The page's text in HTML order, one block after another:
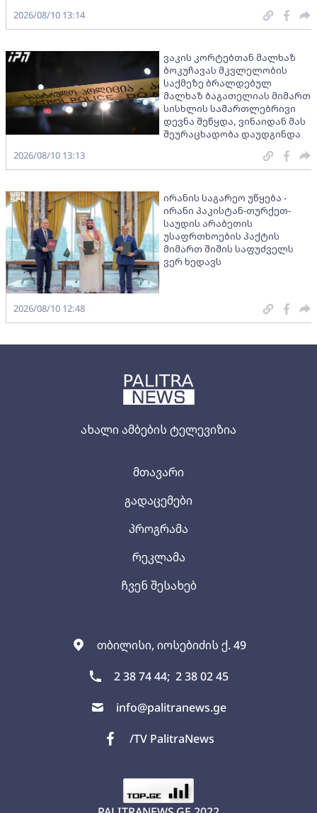
ახალი ამბების ტელევიზია
თბილისი, იოსებიძის ქ. 49
2 38 74 44; 2 38 02 45
info@palitranews.ge
/TV PalitraNews
მთავარი
გადაცემები
პროგრამა
რეკლამა
ჩვენ შესახებ
2026/08/10 13:14
ვაკის კორტებთან მალხაზ
ბოკუჩავას მკვლელობის
საქმეზე ბრალდებულ
მალხაზ ბაგათელიას მიმართ
სისხლის სამართლებრივი
დევნა შეწყდა, ვინაიდან მას
შეურაცხადობა დაუდგინდა
2026/08/10 13:13
ირანის საგარეო უწყება -
ირანი პაკისტან-თურქეთ-
საუდის არაბეთის
უსაფრთხოების პაქტის
მიმართ შიშის საფუძველს
ვერ ხედავს
2026/08/10 12:48